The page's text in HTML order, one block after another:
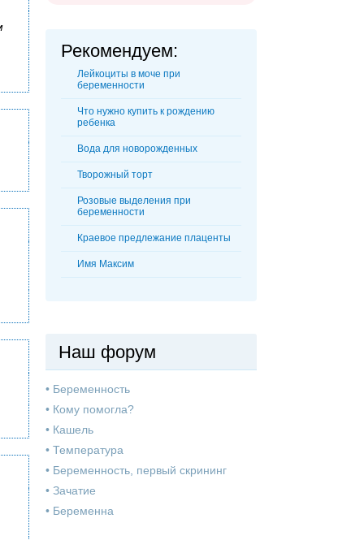
Рекомендуем:
Лейкоциты в моче при
беременности
Что нужно купить к рождению
ребенка
Вода для новорожденных
Творожный торт
Розовые выделения при
беременности
Краевое предлежание плаценты
Имя Максим
Наш форум
• Беременность
• Кому помогла?
• Кашель
• Температура
• Беременность, первый скрининг
• Зачатие
• Беременна